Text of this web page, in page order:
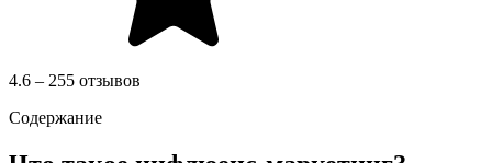
4.6 – 255 отзывов
Содержание